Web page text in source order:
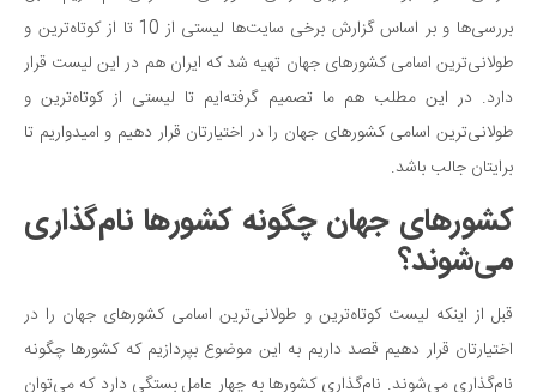
بیماری و درمان
کودک و مادر
ورزش و تندرستی
روانشناسی
فرهنگ و هنر
سینما و تئاتر
تلویزیون
موسیقی
بررسی‌ها و بر اساس گزارش برخی سایت‌ها لیستی از 10 تا از کوتاه‌ترین و
طولانی‌ترین اسامی کشورهای جهان تهیه شد که ایران هم در این لیست قرار
دارد. در این مطلب هم ما تصمیم گرفته‌ایم تا لیستی از کوتاه‌ترین و
طولانی‌ترین اسامی کشورهای جهان را در اختیارتان قرار دهیم و امیدواریم تا
برایتان جالب باشد.
کشورهای جهان چگونه کشورها نام‌گذاری
می‌شوند؟
قبل از اینکه لیست کوتاه‌ترین و طولانی‌ترین اسامی کشورهای جهان را در
اختیارتان قرار دهیم قصد داریم به این موضوع بپردازیم که کشورها چگونه
نام‌گذاری می‌شوند. نام‌گذاری کشورها به چهار عامل بستگی دارد که می‌توان